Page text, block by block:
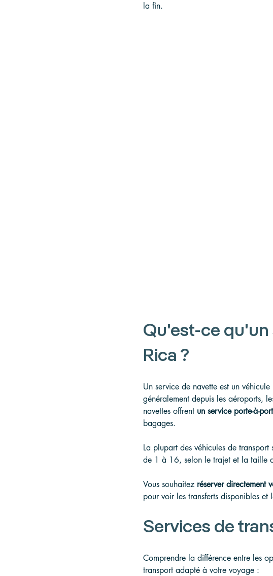
la fin.
Qu'est-ce qu'un
Rica ?
Un service de navette est un
généralement depuis les aéroports,
navettes offrent un service porte-à-
bagages.
La plupart des véhicules de
de 1 à 16, selon le trajet et la taille
Vous souhaitez réserver directement
pour voir les transferts disponibles et
Services de
Comprendre la différence entre les
transport adapté à votre voyage :